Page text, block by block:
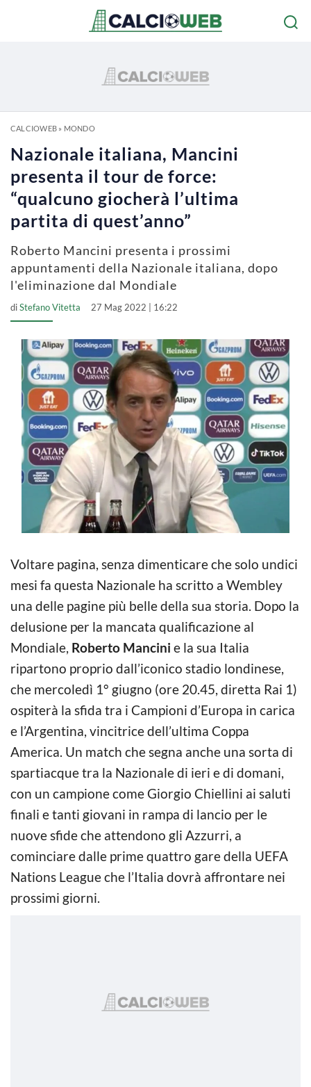
CALCIOWEB» MONDO
Nazionale italiana, Mancini
presenta il tour de force:
“qualcuno giocherà l’ultima
partita di quest’anno”
Roberto Mancini presenta i prossimi
appuntamenti della Nazionale italiana, dopo
l'eliminazione dal Mondiale
diStefano Vitetta 27 Mag 2022 | 16:22
Voltare pagina, senza dimenticare che solo undici
mesi fa questa Nazionale ha scritto a Wembley
una delle pagine più belle della sua storia. Dopo la
delusione per la mancata qualificazione al
Mondiale, Roberto Mancini e la sua Italia
ripartono proprio dall’iconico stadio londinese,
che mercoledì 1° giugno (ore 20.45, diretta Rai 1)
ospiterà la sfida tra i Campioni d’Europa in carica
e l’Argentina, vincitrice dell’ultima Coppa
America. Un match che segna anche una sorta di
spartiacque tra la Nazionale di ieri e di domani,
con un campione come Giorgio Chiellini ai saluti
finali e tanti giovani in rampa di lancio per le
nuove sfide che attendono gli Azzurri, a
cominciare dalle prime quattro gare della UEFA
Nations League che l’Italia dovrà affrontare nei
prossimi giorni.